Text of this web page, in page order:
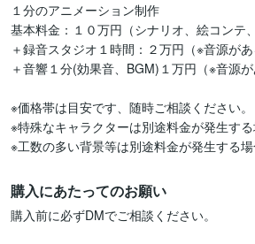
１分のアニメーション制作
基本料金：１０万円（シナリオ、絵コンテ
＋録音スタジオ１時間：２万円（※音源があ
＋音響１分(効果音、BGM)１万円（※音源が
※価格帯は目安です、随時ご相談ください。
※特殊なキャラクターは別途料金が発生する
※工数の多い背景等は別途料金が発生する場
購入にあたってのお願い
購入前に必ずDMでご相談ください。